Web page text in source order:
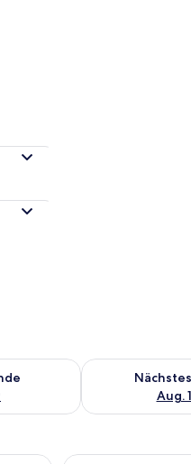
für dieses Wochenende,
Aug.
Überprüfe die
Schreibtisch, Stuhl, Fernseher und